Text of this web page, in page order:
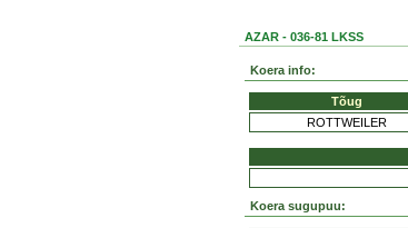
AZAR - 036-81 LKSS
Koera info:
Tõug
ROTTWEILER
Koera sugupuu: